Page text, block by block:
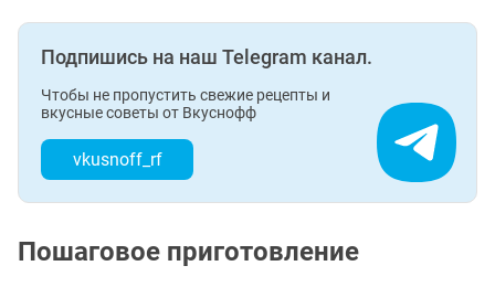
Подпишись на наш Telegram канал.
Чтобы не пропустить свежие рецепты и
вкусные советы от Вкуснофф
vkusnoff_rf
Пошаговое приготовление